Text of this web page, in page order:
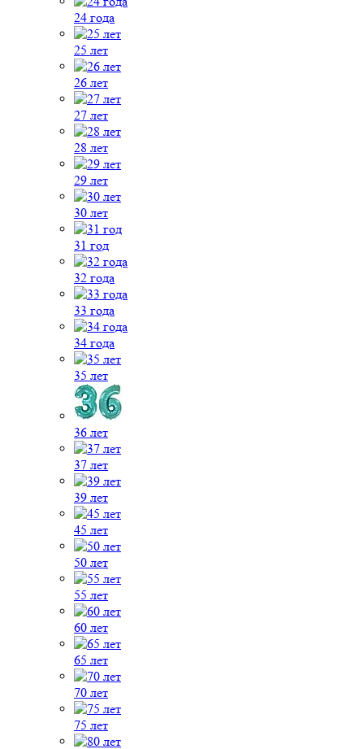
24 года
25 лет
26 лет
27 лет
28 лет
29 лет
30 лет
31 год
32 года
33 года
34 года
35 лет
36 лет
37 лет
39 лет
45 лет
50 лет
55 лет
60 лет
65 лет
70 лет
75 лет